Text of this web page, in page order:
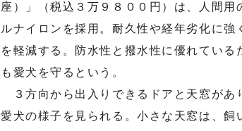
座）」（税込３万９８００円）は、人間
ルナイロンを採用。耐久性や経年劣化に
を軽減する。防水性と撥水性に優れている
も愛犬を守るという。
３方向から出入りできるドアと天窓があ
愛犬の様子を見られる。小さな天窓は、飼